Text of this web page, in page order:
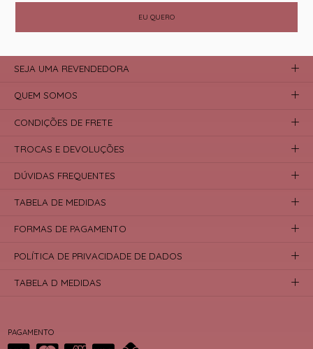
EU QUERO
PAGAMENTO
SEJA UMA REVENDEDORA
QUEM SOMOS
CONDIÇÕES DE FRETE
TROCAS E DEVOLUÇÕES
DÚVIDAS FREQUENTES
TABELA DE MEDIDAS
FORMAS DE PAGAMENTO
POLÍTICA DE PRIVACIDADE DE DADOS
TABELA D MEDIDAS